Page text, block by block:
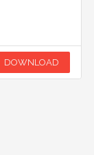
DOWNLOAD